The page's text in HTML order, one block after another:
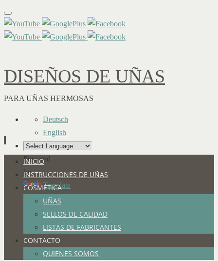
DISEÑOS DE UÑAS
PARA UÑAS HERMOSAS
Deutsch
English
Powered
by
Translate
contenido
INICIO
INSTRUCCIONES DE UÑAS
COSMÉTICA
UÑAS
SELLOS DE CALIDAD
LISTAS DE FABRICANTES
CONTACTO
QUIENES SOMOS